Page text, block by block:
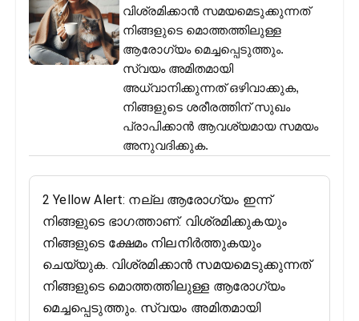
വിശ്രമിക്കാൻ സമയമെടുക്കുന്നത്
നിങ്ങളുടെ മൊത്തത്തിലുള്ള
ആരോഗ്യം മെച്ചപ്പെടുത്തും.
സ്വയം അമിതമായി
അധ്വാനിക്കുന്നത് ഒഴിവാക്കുക,
നിങ്ങളുടെ ശരീരത്തിന് സുഖം
പ്രാപിക്കാൻ ആവശ്യമായ സമയം
അനുവദിക്കുക.
2 Yellow Alert: നല്ല ആരോഗ്യം ഇന്ന്
നിങ്ങളുടെ ഭാഗത്താണ്. വിശ്രമിക്കുകയും
നിങ്ങളുടെ ക്ഷേമം നിലനിർത്തുകയും
ചെയ്യുക. വിശ്രമിക്കാൻ സമയമെടുക്കുന്നത്
നിങ്ങളുടെ മൊത്തത്തിലുള്ള ആരോഗ്യം
മെച്ചപ്പെടുത്തും. സ്വയം അമിതമായി